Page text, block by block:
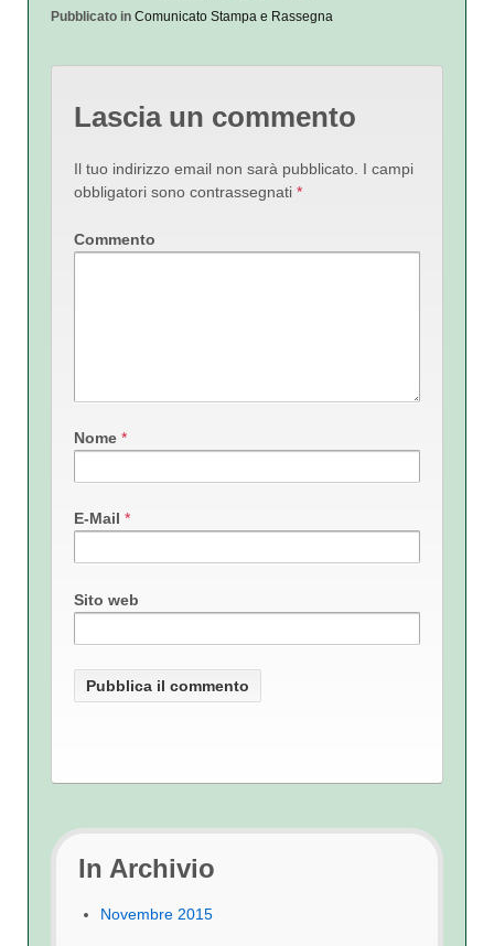
Pubblicato in Comunicato Stampa e Rassegna
Lascia un commento
Il tuo indirizzo email non sarà pubblicato. I campi
obbligatori sono contrassegnati *
Commento
Nome *
E-Mail *
Sito web
In Archivio
Novembre 2015